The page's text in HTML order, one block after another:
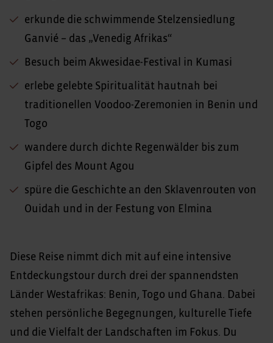
erkunde die schwimmende Stelzensiedlung
Ganvié – das „Venedig Afrikas“
Besuch beim Akwesidae-Festival in Kumasi
erlebe gelebte Spiritualität hautnah bei
traditionellen Voodoo-Zeremonien in Benin und
Togo
wandere durch dichte Regenwälder bis zum
Gipfel des Mount Agou
spüre die Geschichte an den Sklavenrouten von
Ouidah und in der Festung von Elmina
Diese Reise nimmt dich mit auf eine intensive
Entdeckungstour durch drei der spannendsten
Länder Westafrikas: Benin, Togo und Ghana. Dabei
stehen persönliche Begegnungen, kulturelle Tiefe
und die Vielfalt der Landschaften im Fokus. Du